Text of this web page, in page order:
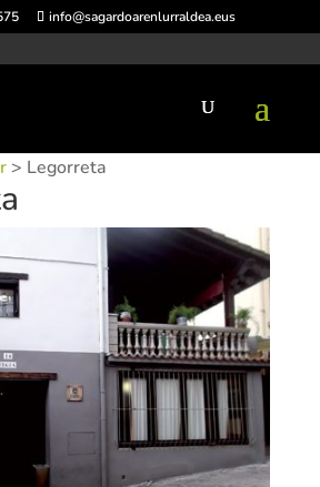
info@sagardoarenlurraldea.eus
> Legorreta